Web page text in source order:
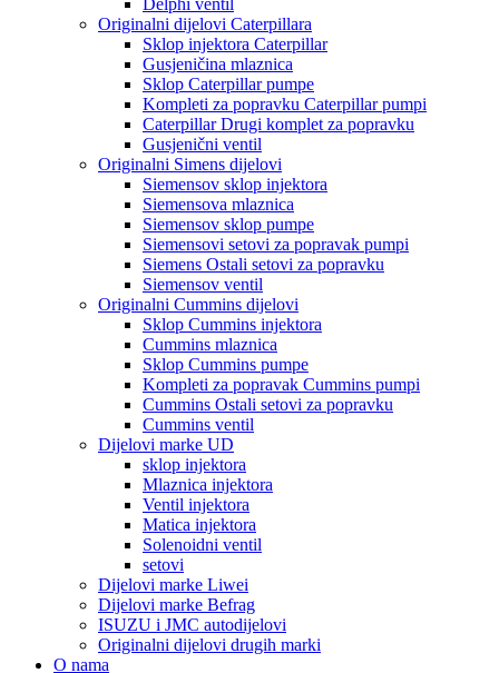
Delphi ventil
Originalni dijelovi Caterpillara
Sklop injektora Caterpillar
Gusjeničina mlaznica
Sklop Caterpillar pumpe
Kompleti za popravku Caterpillar pumpi
Caterpillar Drugi komplet za popravku
Gusjenični ventil
Originalni Simens dijelovi
Siemensov sklop injektora
Siemensova mlaznica
Siemensov sklop pumpe
Siemensovi setovi za popravak pumpi
Siemens Ostali setovi za popravku
Siemensov ventil
Originalni Cummins dijelovi
Sklop Cummins injektora
Cummins mlaznica
Sklop Cummins pumpe
Kompleti za popravak Cummins pumpi
Cummins Ostali setovi za popravku
Cummins ventil
Dijelovi marke UD
sklop injektora
Mlaznica injektora
Ventil injektora
Matica injektora
Solenoidni ventil
setovi
Dijelovi marke Liwei
Dijelovi marke Befrag
ISUZU i JMC autodijelovi
Originalni dijelovi drugih marki
O nama